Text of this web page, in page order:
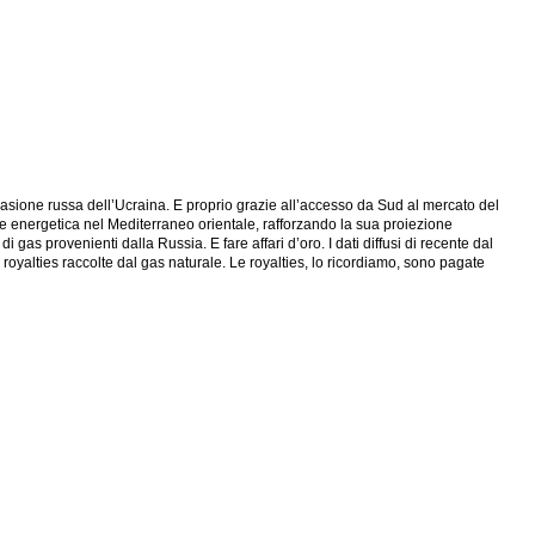
russa dell’Ucraina. E proprio grazie all’accesso da Sud al mercato del
energetica nel Mediterraneo orientale, rafforzando la sua proiezione
provenienti dalla Russia. E fare affari d’oro. I dati diffusi di recente dal
raccolte dal gas naturale. Le royalties, lo ricordiamo, sono pagate